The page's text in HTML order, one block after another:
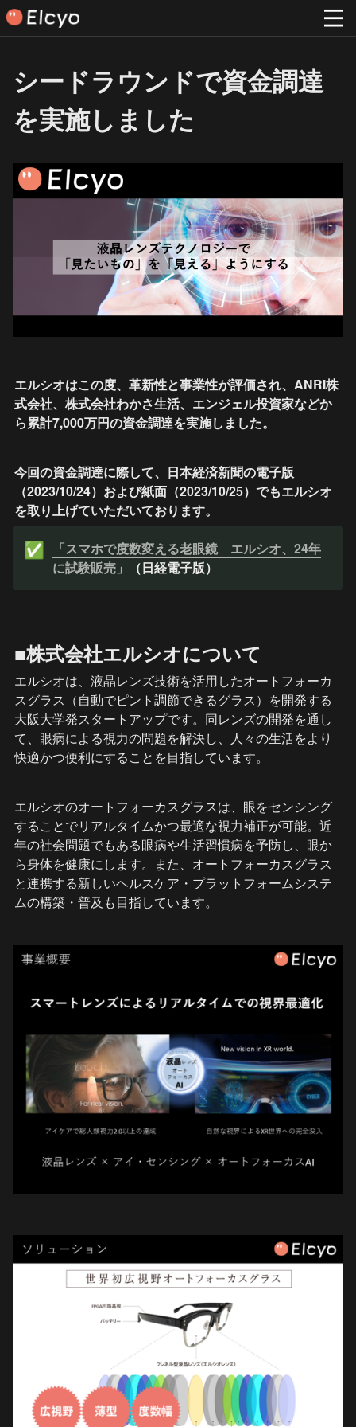
シードラウンドで資金調達
を実施しました
エルシオはこの度、革新性と事業性が評価され、ANRI株
式会社、株式会社わかさ生活、エンジェル投資家などか
ら累計7,000万円の資金調達を実施しました。
今回の資金調達に際して、日本経済新聞の電子版
（2023/10/24）および紙面（2023/10/25）でもエルシオ
を取り上げていただいております。
✅
「スマホで度数変える老眼鏡　エルシオ、24年
に試験販売」
（日経電子版）
■株式会社エルシオについて
エルシオは、液晶レンズ技術を活用したオートフォーカ
スグラス（自動でピント調節できるグラス）を開発する
大阪大学発スタートアップです。同レンズの開発を通し
て、眼病による視力の問題を解決し、人々の生活をより
快適かつ便利にすることを目指しています。
エルシオのオートフォーカスグラスは、眼をセンシング
することでリアルタイムかつ最適な視力補正が可能。近
年の社会問題でもある眼病や生活習慣病を予防し、眼か
ら身体を健康にします。また、オートフォーカスグラス
と連携する新しいヘルスケア・プラットフォームシステ
ムの構築・普及も目指しています。